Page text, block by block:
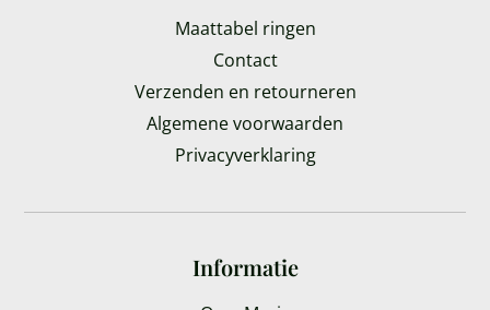
Maattabel ringen
Contact
Verzenden en retourneren
Algemene voorwaarden
Privacyverklaring
Informatie